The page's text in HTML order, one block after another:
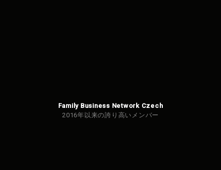
Family Business Network Czech
2016年以来の誇り高いメンバー